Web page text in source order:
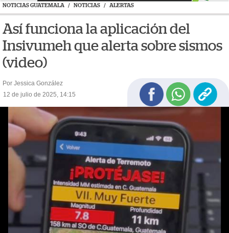
NOTICIAS GUATEMALA / NOTICIAS / ALERTAS
Así funciona la aplicación del
Insivumeh que alerta sobre sismos
(video)
Por Jessica González
12 de julio de 2025, 14:15